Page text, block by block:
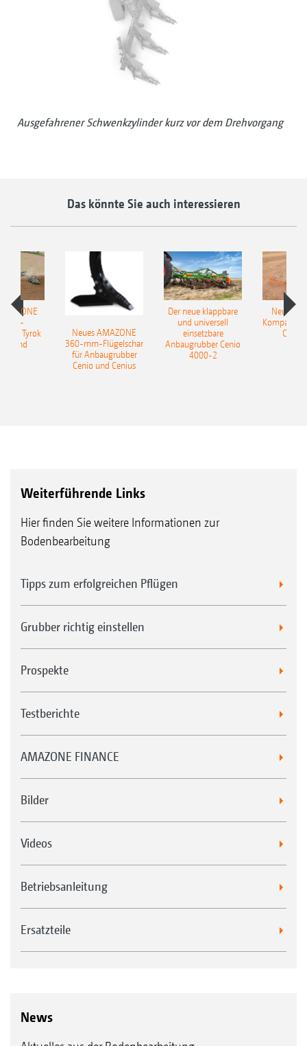
Ausgefahrener Schwenkzylinder kurz vor dem Drehvorgang
Das könnte Sie auch interessieren
Tyrok
Neues AMAZONE
360-mm-Flügelschar
für Anbaugrubber
Cenio und Cenius
Der neue klappbare
und universell
einsetzbare
Anbaugrubber Cenio
4000-2
Neue
Weiterführende Links
Hier finden Sie weitere Informationen zur
Bodenbearbeitung
Tipps zum erfolgreichen Pflügen
Grubber richtig einstellen
Prospekte
Testberichte
AMAZONE FINANCE
Bilder
Videos
Betriebsanleitung
Ersatzteile
News